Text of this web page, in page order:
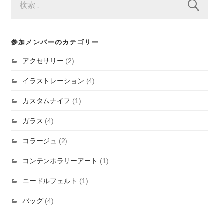
索:
参加メンバーのカテゴリー
アクセサリー (2)
イラストレーション (4)
カスタムナイフ (1)
ガラス (4)
コラージュ (2)
コンテンポラリーアート (1)
ニードルフェルト (1)
バッグ (4)